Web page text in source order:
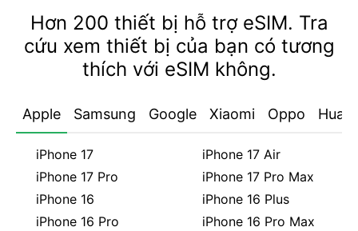
Hơn 200 thiết bị hỗ trợ eSIM. Tra
cứu xem thiết bị của bạn có tương
thích với eSIM không.
Apple Samsung Google Xiaomi Oppo
iPhone 17
iPhone 17 Air
iPhone 17 Pro
iPhone 17 Pro Max
iPhone 16
iPhone 16 Plus
iPhone 16 Pro
iPhone 16 Pro Max